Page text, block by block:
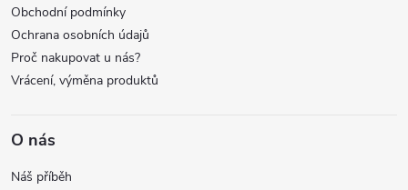
Obchodní podmínky
Ochrana osobních údajů
Proč nakupovat u nás?
Vrácení, výměna produktů
O nás
Náš příběh